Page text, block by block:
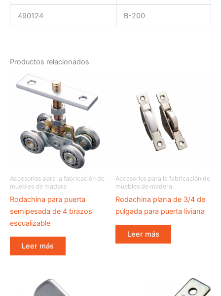
490124 B-200
Productos relacionados
Accesorios para la fabricación de
muebles de madera
Rodachina para puerta
semipesada de 4 brazos
escualizable
Leer más
Accesorios para la fabricación de
muebles de madera
Rodachina plana de 3/4 de
pulgada para puerta liviana
Leer más